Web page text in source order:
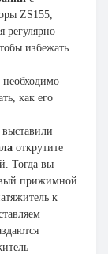
ZS155,
регулярно
избежать
необходимо
как его
открутите
Тогда вы
прижимной
к